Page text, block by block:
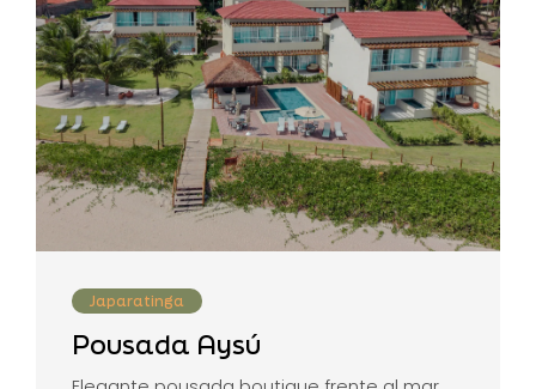
Japaratinga
Pousada Aysú